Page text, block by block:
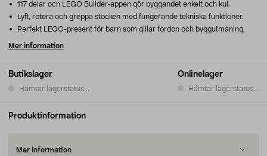
Butikslager
Hämtar lagerstatus...
Onlinelager
Hämtar lagerstatus...
117 delar och LEGO Builder-appen gör byggandet enkelt och kul.
Lyft, rotera och greppa stocken med fungerande tekniska funktioner.
Perfekt LEGO-present för barn som gillar fordon och byggutmaning.
Mer information
Produktinformation
Mer information